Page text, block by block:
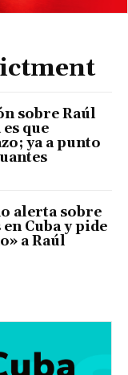
sobre Raúl
que
ya a punto
alerta sobre
Cuba y pide
a Raúl